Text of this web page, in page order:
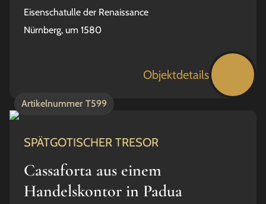
Eisenschatulle der Renaissance
Nürnberg, um 1580
Objektdetails
Artikelnummer T599
SPÄTGOTISCHER TRESOR
Cassaforta aus einem
Handelskontor in Padua